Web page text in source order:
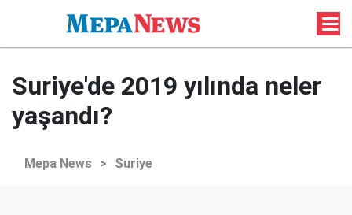
Suriye'de 2019 yılında neler
yaşandı?
Mepa News > Suriye